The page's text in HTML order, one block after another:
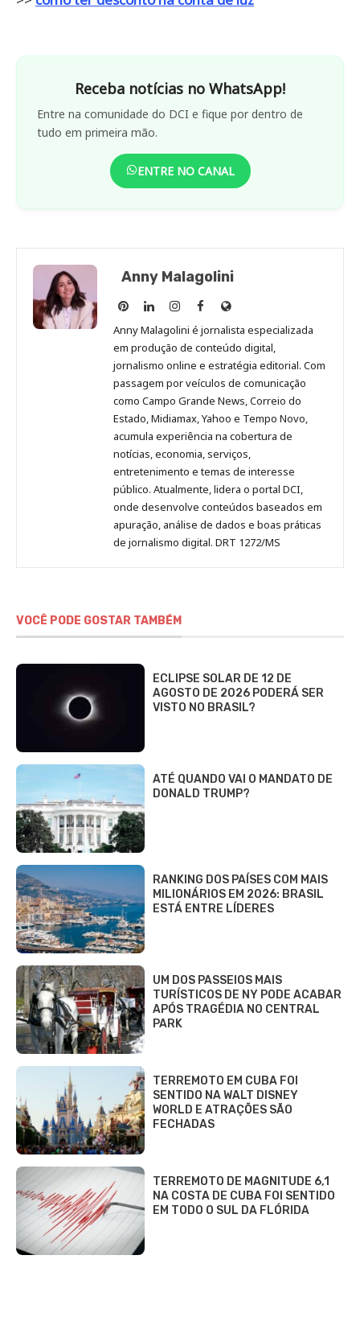
Receba notícias no WhatsApp!
Entre na comunidade do DCI e fique por dentro de
tudo em primeira mão.
ENTRE NO CANAL
Anny Malagolini
Anny
Malagolini
no
Pinterest
Anny
Malagolini
no
LinkedIn
Anny
Malagolini
no
Instagram
Anny
Malagolini
no
Facebook
Site
de
Anny
Malagolini
Anny Malagolini é jornalista especializada
em produção de conteúdo digital,
jornalismo online e estratégia editorial. Com
passagem por veículos de comunicação
como Campo Grande News, Correio do
Estado, Midiamax, Yahoo e Tempo Novo,
acumula experiência na cobertura de
notícias, economia, serviços,
entretenimento e temas de interesse
público. Atualmente, lidera o portal DCI,
onde desenvolve conteúdos baseados em
apuração, análise de dados e boas práticas
de jornalismo digital. DRT 1272/MS
VOCÊ PODE GOSTAR TAMBÉM
ECLIPSE SOLAR DE 12 DE
AGOSTO DE 2026 PODERÁ SER
VISTO NO BRASIL?
ATÉ QUANDO VAI O MANDATO DE
DONALD TRUMP?
RANKING DOS PAÍSES COM MAIS
MILIONÁRIOS EM 2026: BRASIL
ESTÁ ENTRE LÍDERES
UM DOS PASSEIOS MAIS
TURÍSTICOS DE NY PODE ACABAR
APÓS TRAGÉDIA NO CENTRAL
PARK
TERREMOTO EM CUBA FOI
SENTIDO NA WALT DISNEY
WORLD E ATRAÇÕES SÃO
FECHADAS
TERREMOTO DE MAGNITUDE 6,1
NA COSTA DE CUBA FOI SENTIDO
EM TODO O SUL DA FLÓRIDA